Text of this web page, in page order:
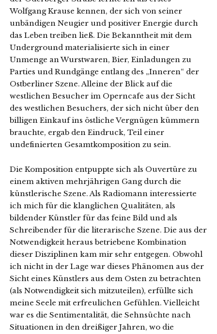
Wolfgang Krause kennen, der sich von seiner
unbändigen Neugier und positiver Energie durch
das Leben treiben ließ. Die Bekanntheit mit dem
Underground materialisierte sich in einer
Unmenge an Wurstwaren, Bier, Einladungen zu
Parties und Rundgänge entlang des „Inneren“ der
Ostberliner Szene. Alleine der Blick auf die
westlichen Besucher im Operncafe aus der Sicht
des westlichen Besuchers, der sich nicht über den
billigen Einkauf ins östliche Vergnügen kümmern
brauchte, ergab den Eindruck, Teil einer
undefinierten Gesamtkomposition zu sein.
Die Komposition entpuppte sich als Ouvertüre zu
einem aktiven mehrjährigen Gang durch die
künstlerische Szene. Als Radiomann interessierte
ich mich für die klanglichen Qualitäten, als
bildender Künstler für das feine Bild und als
Schreibender für die literarische Szene. Die aus der
Notwendigkeit heraus betriebene Kombination
dieser Disziplinen kam mir sehr entgegen. Obwohl
ich nicht in der Lage war dieses Phänomen aus der
Sicht eines Künstlers aus dem Osten zu betrachten
(als Notwendigkeit sich mitzuteilen), erfüllte sich
meine Seele mit erfreulichen Gefühlen. Vielleicht
war es die Sentimentalität, die Sehnsüchte nach
Situationen in den dreißiger Jahren, wo die